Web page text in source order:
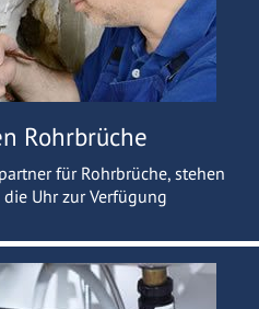
Rohrbrüche
für Rohrbrüche, stehen
Uhr zur Verfügung